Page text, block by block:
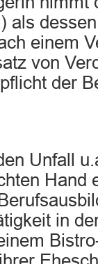
als dessen
einem
von
der
Unfall
Hand
in